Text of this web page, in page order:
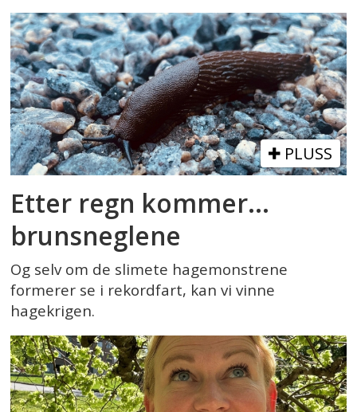
PLUSS
Etter regn kommer...
brunsneglene
Og selv om de slimete hagemonstrene
formerer se i rekordfart, kan vi vinne
hagekrigen.